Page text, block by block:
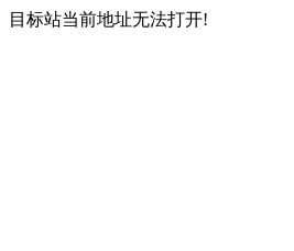
目标站当前地址无法打开!